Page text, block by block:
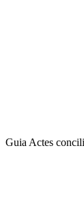
Guia Actes